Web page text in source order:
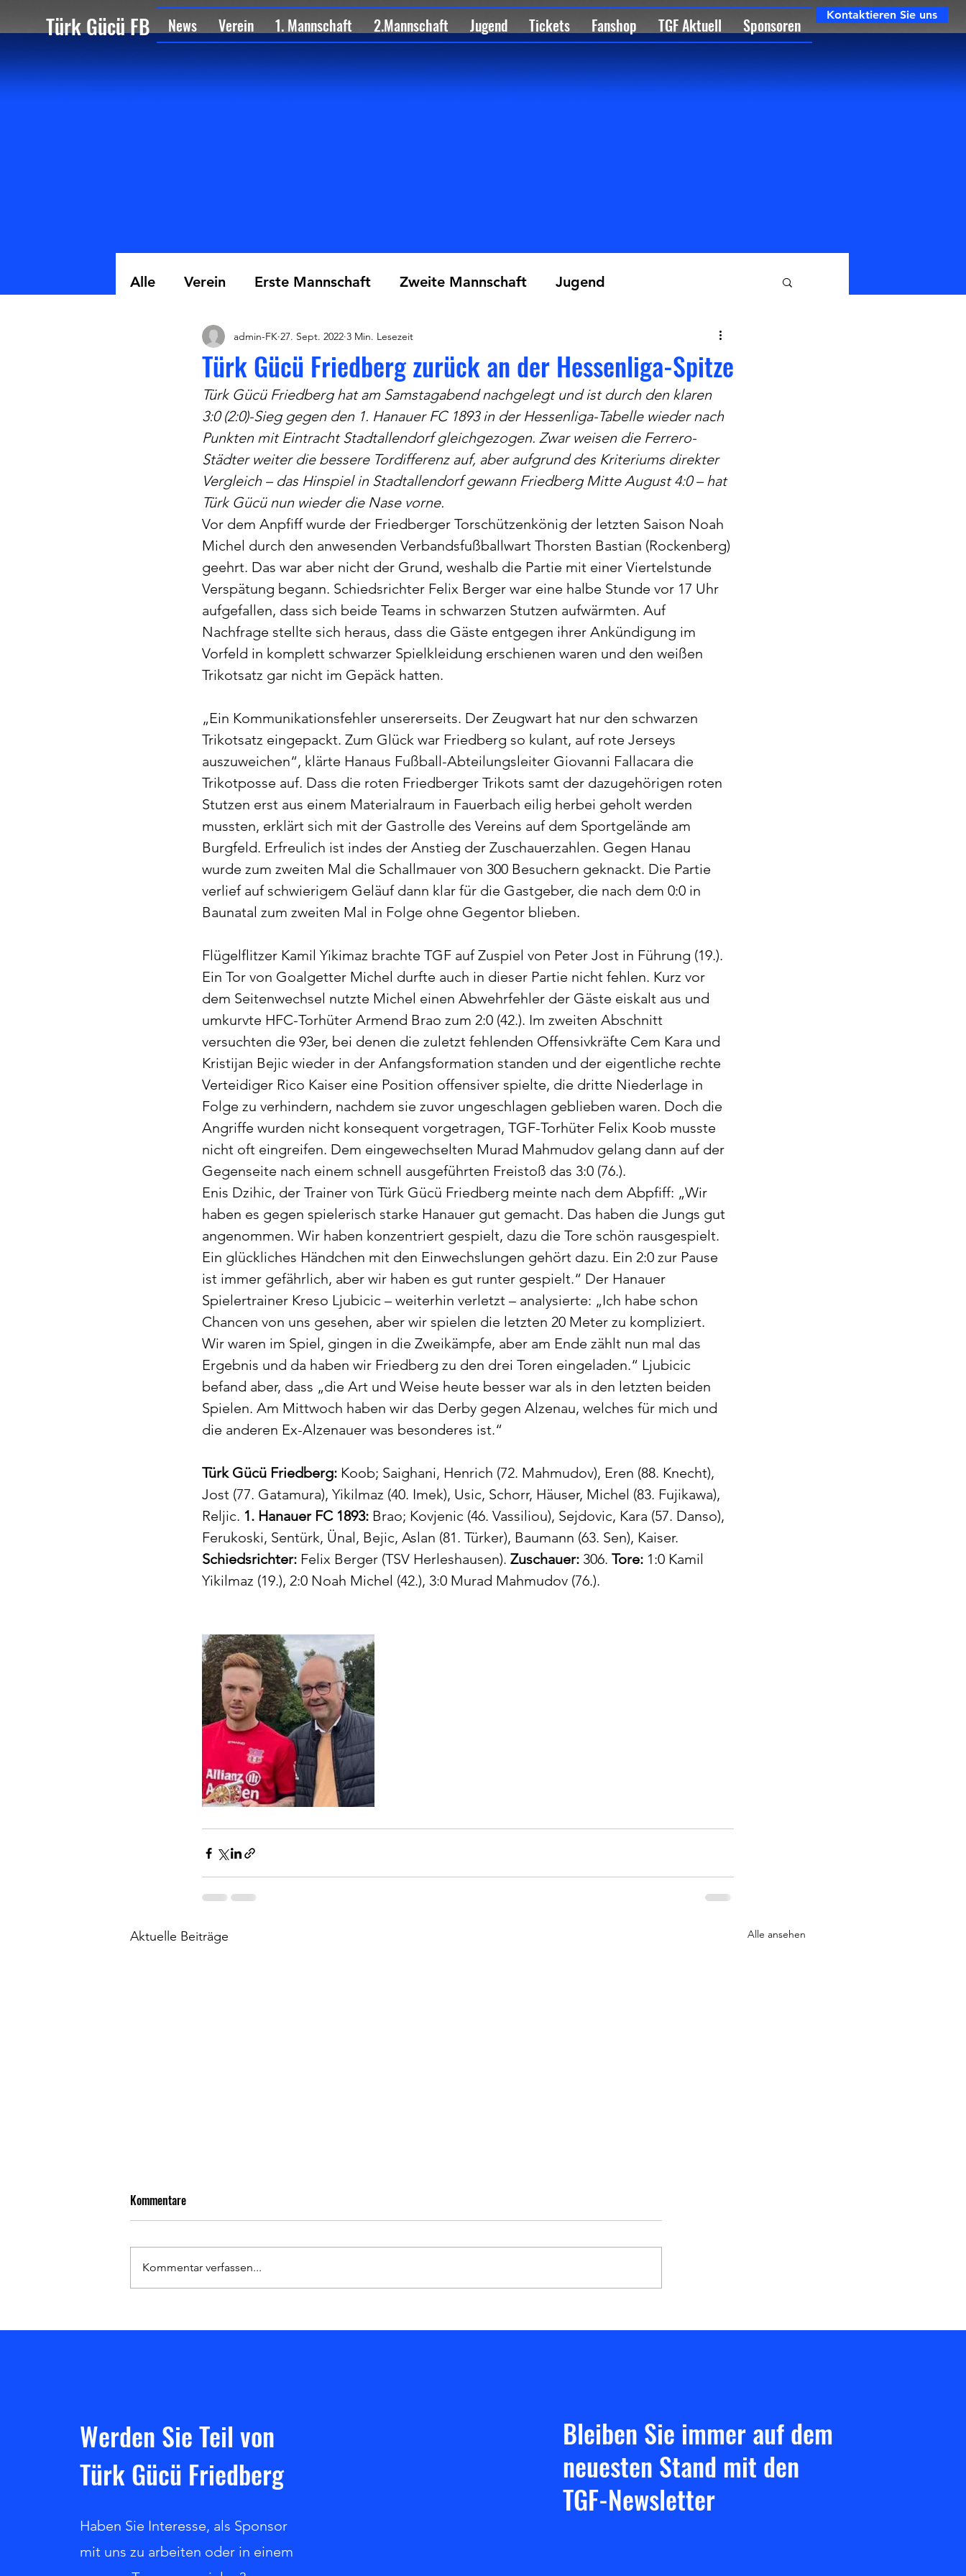
Türk Gücü FB News Verein 1. Mannschaft 2.Mannschaft Jugend Tickets Fanshop TGF Aktuell Sponsoren Kontaktieren Sie uns
Alle Verein Erste Mannschaft Zweite Mannschaft Jugend
Türk Gücü Friedberg zurück an der Hessenliga-Spitze
admin-FK 27. Sept. 2022 3 Min. Lesezeit
Türk Gücü Friedberg hat am Samstagabend nachgelegt und ist durch den klaren
3:0 (2:0)-Sieg gegen den 1. Hanauer FC 1893 in der Hessenliga-Tabelle wieder nach
Punkten mit Eintracht Stadtallendorf gleichgezogen. Zwar weisen die Ferrero-
Städter weiter die bessere Tordifferenz auf, aber aufgrund des Kriteriums direkter
Vergleich – das Hinspiel in Stadtallendorf gewann Friedberg Mitte August 4:0 – hat
Türk Gücü nun wieder die Nase vorne.
Vor dem Anpfiff wurde der Friedberger Torschützenkönig der letzten Saison Noah
Michel durch den anwesenden Verbandsfußballwart Thorsten Bastian (Rockenberg)
geehrt. Das war aber nicht der Grund, weshalb die Partie mit einer Viertelstunde
Verspätung begann. Schiedsrichter Felix Berger war eine halbe Stunde vor 17 Uhr
aufgefallen, dass sich beide Teams in schwarzen Stutzen aufwärmten. Auf
Nachfrage stellte sich heraus, dass die Gäste entgegen ihrer Ankündigung im
Vorfeld in komplett schwarzer Spielkleidung erschienen waren und den weißen
Trikotsatz gar nicht im Gepäck hatten.
„Ein Kommunikationsfehler unsererseits. Der Zeugwart hat nur den schwarzen
Trikotsatz eingepackt. Zum Glück war Friedberg so kulant, auf rote Jerseys
auszuweichen“, klärte Hanaus Fußball-Abteilungsleiter Giovanni Fallacara die
Trikotposse auf. Dass die roten Friedberger Trikots samt der dazugehörigen roten
Stutzen erst aus einem Materialraum in Fauerbach eilig herbei geholt werden
mussten, erklärt sich mit der Gastrolle des Vereins auf dem Sportgelände am
Burgfeld. Erfreulich ist indes der Anstieg der Zuschauerzahlen. Gegen Hanau
wurde zum zweiten Mal die Schallmauer von 300 Besuchern geknackt. Die Partie
verlief auf schwierigem Geläuf dann klar für die Gastgeber, die nach dem 0:0 in
Baunatal zum zweiten Mal in Folge ohne Gegentor blieben.
Flügelflitzer Kamil Yikimaz brachte TGF auf Zuspiel von Peter Jost in Führung (19.).
Ein Tor von Goalgetter Michel durfte auch in dieser Partie nicht fehlen. Kurz vor
dem Seitenwechsel nutzte Michel einen Abwehrfehler der Gäste eiskalt aus und
umkurvte HFC-Torhüter Armend Brao zum 2:0 (42.). Im zweiten Abschnitt
versuchten die 93er, bei denen die zuletzt fehlenden Offensivkräfte Cem Kara und
Kristijan Bejic wieder in der Anfangsformation standen und der eigentliche rechte
Verteidiger Rico Kaiser eine Position offensiver spielte, die dritte Niederlage in
Folge zu verhindern, nachdem sie zuvor ungeschlagen geblieben waren. Doch die
Angriffe wurden nicht konsequent vorgetragen, TGF-Torhüter Felix Koob musste
nicht oft eingreifen. Dem eingewechselten Murad Mahmudov gelang dann auf der
Gegenseite nach einem schnell ausgeführten Freistoß das 3:0 (76.).
Enis Dzihic, der Trainer von Türk Gücü Friedberg meinte nach dem Abpfiff: „Wir
haben es gegen spielerisch starke Hanauer gut gemacht. Das haben die Jungs gut
angenommen. Wir haben konzentriert gespielt, dazu die Tore schön rausgespielt.
Ein glückliches Händchen mit den Einwechslungen gehört dazu. Ein 2:0 zur Pause
ist immer gefährlich, aber wir haben es gut runter gespielt.“ Der Hanauer
Spielertrainer Kreso Ljubicic – weiterhin verletzt – analysierte: „Ich habe schon
Chancen von uns gesehen, aber wir spielen die letzten 20 Meter zu kompliziert.
Wir waren im Spiel, gingen in die Zweikämpfe, aber am Ende zählt nun mal das
Ergebnis und da haben wir Friedberg zu den drei Toren eingeladen.“ Ljubicic
befand aber, dass „die Art und Weise heute besser war als in den letzten beiden
Spielen. Am Mittwoch haben wir das Derby gegen Alzenau, welches für mich und
die anderen Ex-Alzenauer was besonderes ist.“
Türk Gücü Friedberg: Koob; Saighani, Henrich (72. Mahmudov), Eren (88. Knecht),
Jost (77. Gatamura), Yikilmaz (40. Imek), Usic, Schorr, Häuser, Michel (83. Fujikawa),
Reljic. 1. Hanauer FC 1893: Brao; Kovjenic (46. Vassiliou), Sejdovic, Kara (57. Danso),
Ferukoski, Sentürk, Ünal, Bejic, Aslan (81. Türker), Baumann (63. Sen), Kaiser.
Schiedsrichter: Felix Berger (TSV Herleshausen). Zuschauer: 306. Tore: 1:0 Kamil
Yikilmaz (19.), 2:0 Noah Michel (42.), 3:0 Murad Mahmudov (76.).
Aktuelle Beiträge Alle ansehen
Zuversicht in die nächsten Spiele!
In der Auftaktwoche in Gießen
macht Hoffnung auf den Triple-
Kommentare
Kommentar verfassen...
Werden Sie Teil von
Türk Gücü Friedberg
Haben Sie Interesse, als Sponsor
mit uns zu arbeiten oder in einem
Bleiben Sie immer auf dem
neuesten Stand mit den
TGF-Newsletter